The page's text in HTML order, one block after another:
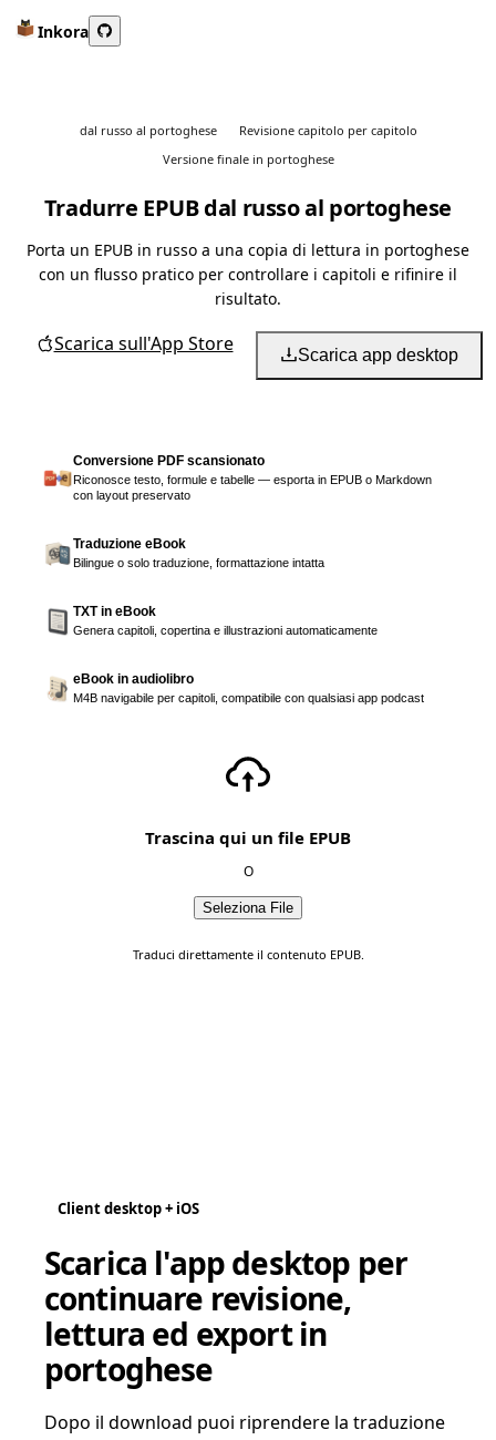
Inkora
dal russo al portoghese
Revisione capitolo per capitolo
Versione finale in portoghese
Tradurre EPUB dal russo al portoghese
Porta un EPUB in russo a una copia di lettura in portoghese
con un flusso pratico per controllare i capitoli e rifinire il
risultato.
Scarica sull'App Store Scarica app desktop
Conversione PDF scansionato
Riconosce testo, formule e tabelle — esporta in EPUB o Markdown
con layout preservato
Traduzione eBook
Bilingue o solo traduzione, formattazione intatta
TXT in eBook
Genera capitoli, copertina e illustrazioni automaticamente
eBook in audiolibro
M4B navigabile per capitoli, compatibile con qualsiasi app podcast
Trascina qui un file EPUB
O
Seleziona File
Traduci direttamente il contenuto EPUB.
Client desktop + iOS
Scarica l'app desktop per
continuare revisione,
lettura ed export in
portoghese
Dopo il download puoi riprendere la traduzione